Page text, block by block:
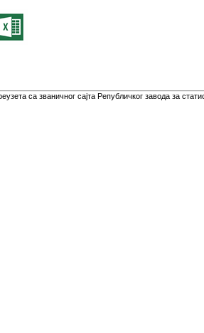
са званичног сајта Републичког завода за